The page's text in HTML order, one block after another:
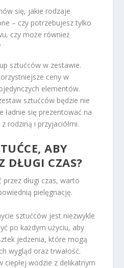
się, jakie rodzaje
– czy potrzebujesz tylko
czy może również
sztućców w zestawie.
ceny w
elementów.
sztućców będzie nie
ładnie się prezentować na
rodziną i przyjaciółmi.
ABY
DŁUGI CZAS?
przez długi czas, warto
pielęgnację.
sztućców jest niezwykle
po każdym użyciu, aby
jedzenia, które mogą
wygląd oraz trwałość.
ciepłej wodzie z delikatnym